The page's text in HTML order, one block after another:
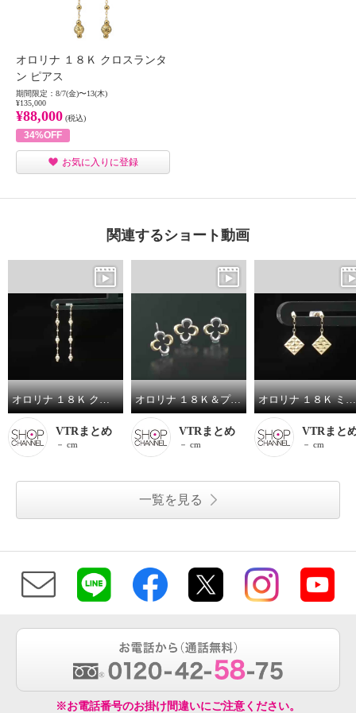
オロリナ １８Ｋ クロスランタ
ン ピアス
期間限定：8/7(金)〜13(木)
¥135,000
¥88,000 (税込)
34%OFF
お気に入りに登録
関連するショート動画
オロリナ １８Ｋ クロスランタン ピアス
VTRまとめ
－ cm
オロリナ １８Ｋ＆プラチナ９００ ルミナフラワー ピアス／ペンダントトップ
VTRまとめ
－ cm
オロリナ １８Ｋ ミラージュ ピアス
VTRまと
－ cm
一覧を見る
※お電話番号のお掛け間違いにご注意ください。